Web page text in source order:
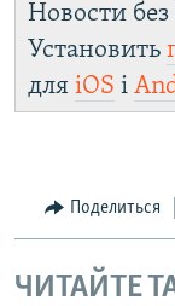
Новости
Установить
для iOS і
Поделиться
ЧИТАЙТЕ